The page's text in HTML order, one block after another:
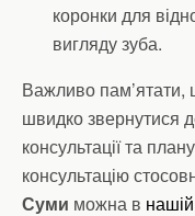
коронки для
вигляду зуба.
Важливо пам’ятати,
швидко звернутися
консультації та
консультацію
Суми можна в нашій